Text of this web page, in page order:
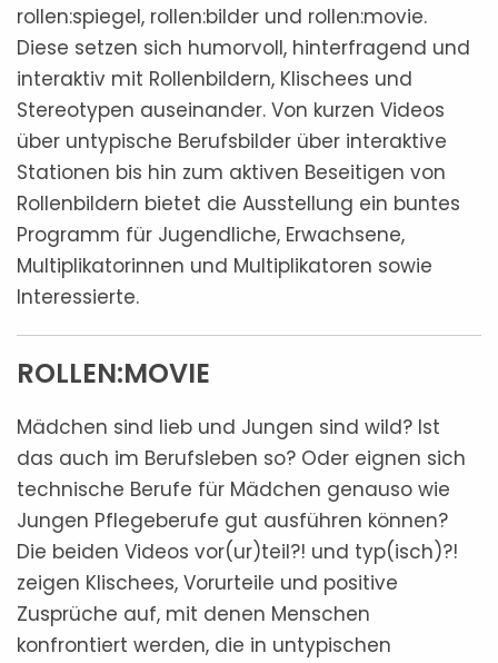
rollen:spiegel, rollen:bilder und rollen:movie.
Diese setzen sich humorvoll, hinterfragend und
interaktiv mit Rollenbildern, Klischees und
Stereotypen auseinander. Von kurzen Videos
über untypische Berufsbilder über interaktive
Stationen bis hin zum aktiven Beseitigen von
Rollenbildern bietet die Ausstellung ein buntes
Programm für Jugendliche, Erwachsene,
Multiplikatorinnen und Multiplikatoren sowie
Interessierte.
ROLLEN:MOVIE
Mädchen sind lieb und Jungen sind wild? Ist
das auch im Berufsleben so? Oder eignen sich
technische Berufe für Mädchen genauso wie
Jungen Pflegeberufe gut ausführen können?
Die beiden Videos vor(ur)teil?! und typ(isch)?!
zeigen Klischees, Vorurteile und positive
Zusprüche auf, mit denen Menschen
konfrontiert werden, die in untypischen